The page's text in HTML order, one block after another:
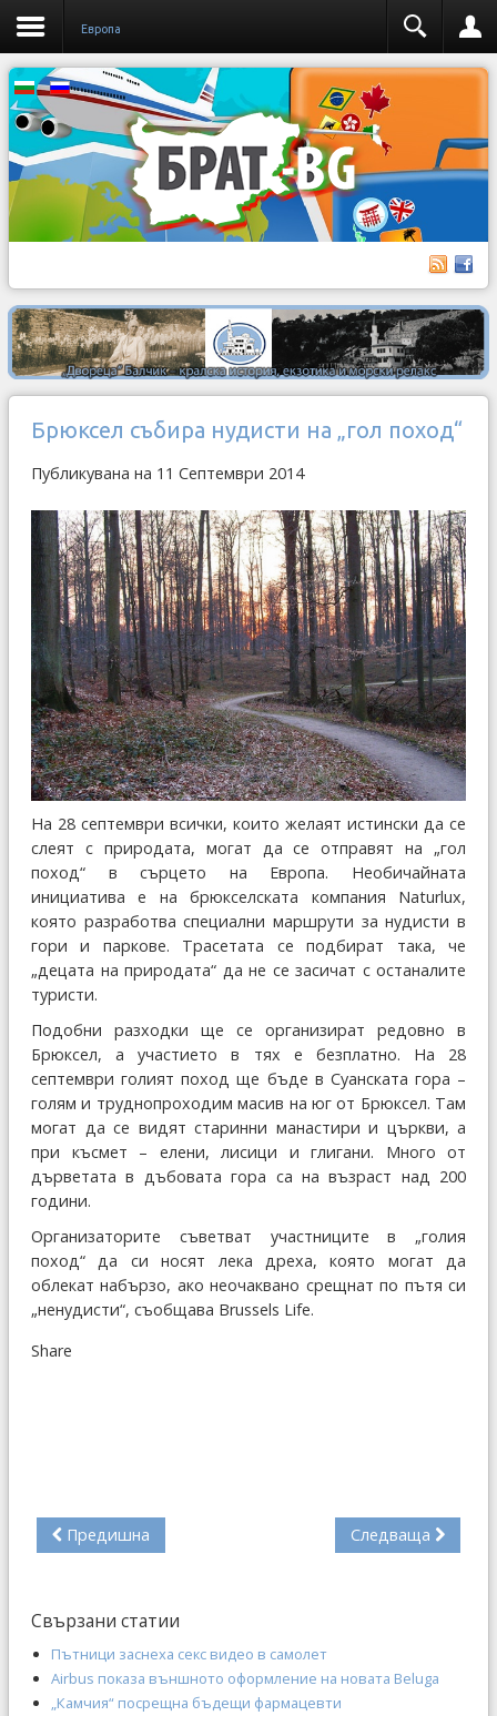
Европа
Брюксел събира нудисти на „гол поход“
Публикувана на 11 Септември 2014
На 28 септември всички, които желаят истински да се
слеят с природата, могат да се отправят на „гол
поход“ в сърцето на Европа. Необичайната
инициатива е на брюкселската компания Naturlux,
която разработва специални маршрути за нудисти в
гори и паркове. Трасетата се подбират така, че
„децата на природата“ да не се засичат с останалите
туристи.
Подобни разходки ще се организират редовно в
Брюксел, а участието в тях е безплатно. На 28
септември голият поход ще бъде в Суанската гора –
голям и труднопроходим масив на юг от Брюксел. Там
могат да се видят старинни манастири и църкви, а
при късмет – елени, лисици и глигани. Много от
дърветата в дъбовата гора са на възраст над 200
години.
Организаторите съветват участниците в „голия
поход“ да си носят лека дреха, която могат да
облекат набързо, ако неочаквано срещнат по пътя си
„ненудисти“, съобщава Brussels Life.
Share
Предишна Следваща
Свързани статии
Пътници заснеха секс видео в самолет
Airbus показа външното оформление на новата Beluga
„Камчия“ посрещна бъдещи фармацевти